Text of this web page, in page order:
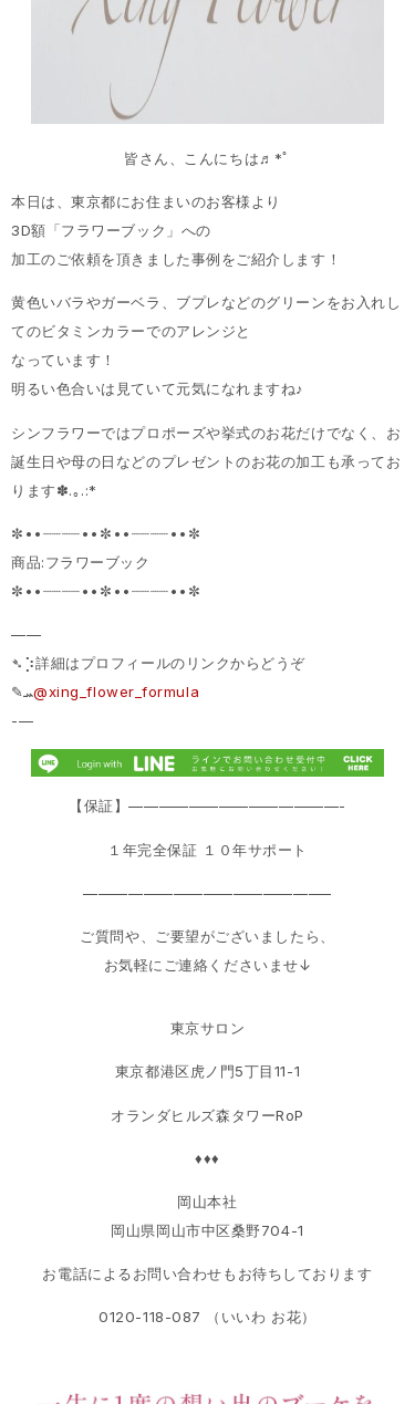
皆さん、こんにちは♬*ﾟ
本日は、東京都にお住まいのお客様より
3D額「フラワーブック」への
加工のご依頼を頂きました事例をご紹介します！
黄色いバラやガーベラ、ブプレなどのグリーンをお入れし
てのビタミンカラーでのアレンジと
なっています！
明るい色合いは見ていて元気になれますね♪
シンフラワーではプロポーズや挙式のお花だけでなく、お
誕生日や母の日などのプレゼントのお花の加工も承ってお
ります✽.｡.:*
✼••┈┈┈┈••✼••┈┈┈┈••✼
商品:フラワーブック
✼••┈┈┈┈••✼••┈┈┈┈••✼
——
➴⡱詳細はプロフィールのリンクからどうぞ
‎✎ܚ@xing_flower_formula
-—
【保証】——————————————-
１年完全保証 １０年サポート
————————————————–
ご質問や、ご要望がございましたら、
お気軽にご連絡くださいませ↓
東京サロン
東京都港区虎ノ門5丁目11-1
オランダヒルズ森タワーRoP
♦♦♦
岡山本社
岡山県岡山市中区桑野704-1
お電話によるお問い合わせもお待ちしております
0120-118-087 （いいわ お花）